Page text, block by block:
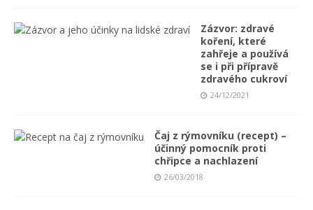
Zázvor: zdravé
koření, které
zahřeje a používá
se i při přípravě
zdravého cukroví
24/12/2021
Čaj z rýmovníku (recept) –
účinný pomocník proti
chřipce a nachlazení
26/03/2018